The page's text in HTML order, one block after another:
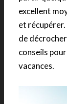
excellent
et
de
conseils
vacances.